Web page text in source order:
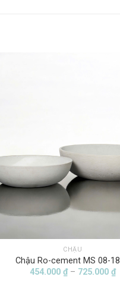
CHẬU
Chậu Ro-cement MS 08-
454.000 ₫ – 725.000 ₫